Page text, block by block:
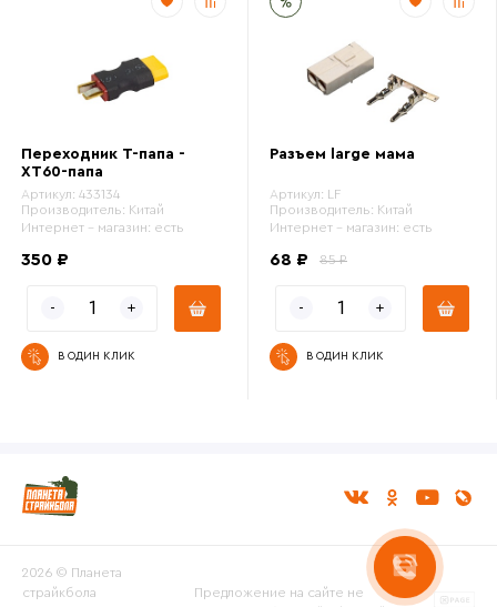
Переходник Т-папа -
XT60-папа
Артикул: 433134
Производитель: Китай
Интернет - магазин: есть
350 ₽
В ОДИН КЛИК
Разъем large мама
Артикул: LF
Производитель: Китай
Интернет - магазин: есть
85 ₽
68 ₽
В ОДИН КЛИК
2026 © Планета
страйкбола
Предложение на сайте не